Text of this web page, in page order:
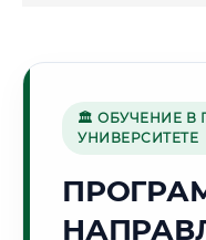
специальности"
Стоимость по
Стоимость по
🏛 ОБУЧЕНИЕ В
УНИВЕРСИТЕТЕ